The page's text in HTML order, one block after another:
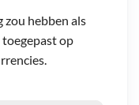
zou hebben als
op